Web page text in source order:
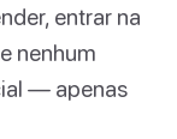
entrar na
nenhum
— apenas